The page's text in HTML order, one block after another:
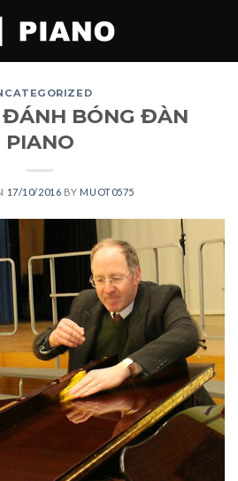
ĐÁNH BÓNG ĐÀN
PIANO
17/10/2016 BY MUOT0575